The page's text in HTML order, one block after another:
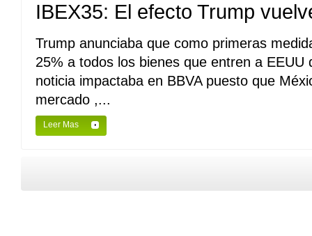
IBEX35: El efecto Trump
Trump anunciaba que como primeras
25% a todos los bienes que entren a EEUU
noticia impactaba en BBVA puesto que
mercado ,...
Leer Mas